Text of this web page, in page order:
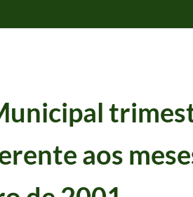
aos